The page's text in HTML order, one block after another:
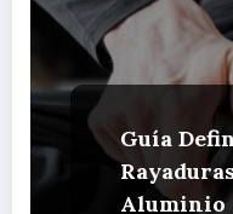
Guía
Aluminio